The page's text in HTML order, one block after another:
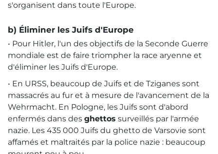
s'organisent dans toute l'Europe.
b) Éliminer les Juifs d'Europe
• Pour Hitler, l'un des objectifs de la Seconde Guerre
mondiale est de faire triompher la race aryenne et
d'éliminer les Juifs d'Europe.
• En URSS, beaucoup de Juifs et de Tziganes sont
massacrés au fur et à mesure de l'avancement de la
Wehrmacht. En Pologne, les Juifs sont d'abord
enfermés dans des ghettos surveillés par l'armée
nazie. Les 435 000 Juifs du ghetto de Varsovie sont
affamés et maltraités par la police nazie : beaucoup